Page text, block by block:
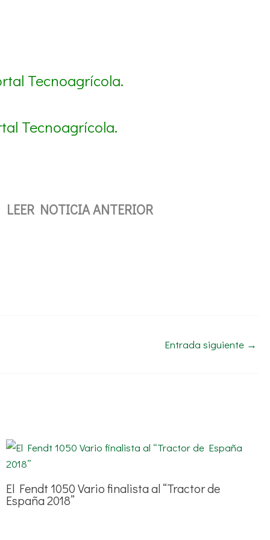
Tecnoagrícola.
Tecnoagrícola.
LEER NOTICIA ANTERIOR
Entrada siguiente →
El Fendt 1050 Vario finalista al “Tractor de
España 2018”